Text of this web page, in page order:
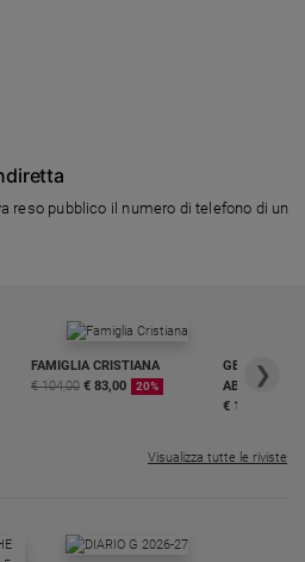
reso pubblico il numero di telefono di un
FAMIGLIA CRISTIANA
€ 104,00 € 83,00 20%
GBABY
€ 16,99
❯
Visualizza tutte le riviste